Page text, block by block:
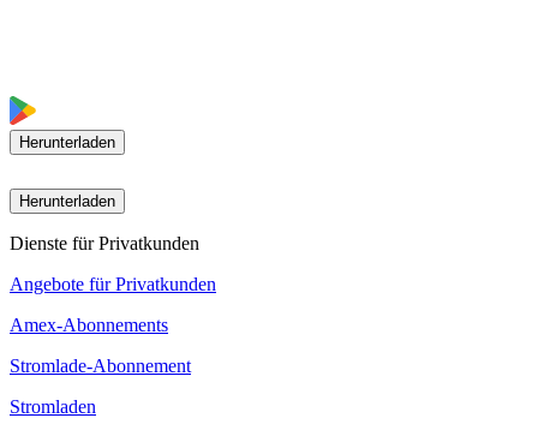
Herunterladen
Herunterladen
Dienste für Privatkunden
Angebote für Privatkunden
Amex-Abonnements
Stromlade-Abonnement
Stromladen